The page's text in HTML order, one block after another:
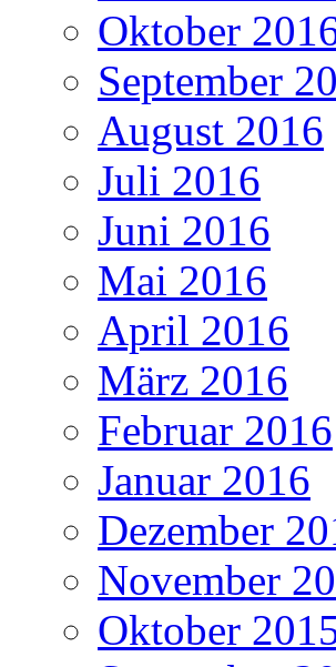
Oktober
September
August 2016
Juli 2016
Juni 2016
Mai 2016
April 2016
März 2016
Februar 2016
Januar 2016
Dezember
November
Oktober